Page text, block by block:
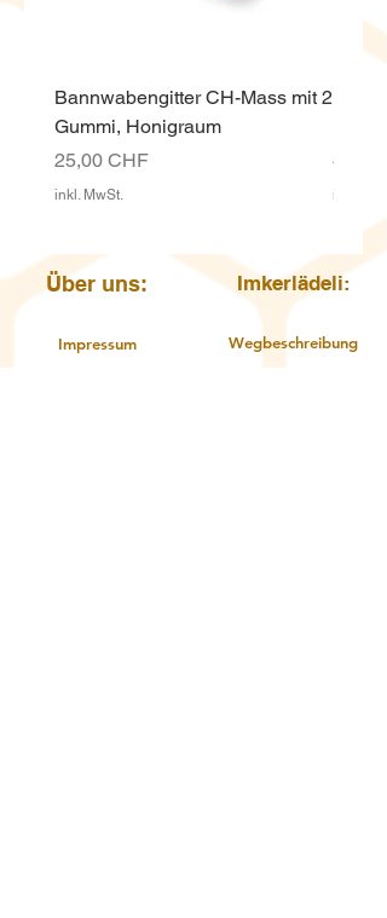
Bannwabengitter CH-Mass mit 2
Gummi, Honigraum
Preis
25,00 CHF
inkl. MwSt.
Preis
4,00
inkl.
Über uns: Imkerlädeli:
Impressum Wegbeschreibung